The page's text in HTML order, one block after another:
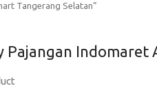
Tangerang Selatan”
Pajangan